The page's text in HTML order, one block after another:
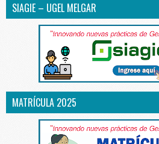
SIAGIE – UGEL MELGAR
MATRÍCULA 2025